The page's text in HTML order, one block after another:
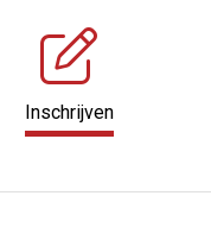
Inschrijven